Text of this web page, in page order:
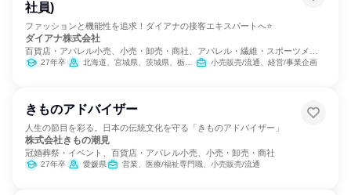
社員)
ファッションと機能性を追求！ダイアナの接客エキスパートへ⭐
ダイアナ株式会社
百貨店・アパレル小売、小売・卸売・商社、アパレル・繊維・スポーツメー
カー27年卒 北海道、宮城県、茨城県、栃木県、群馬県、埼玉県、千葉県、東京都、神奈川県、石川県、長野県、岐阜県、静岡県、愛知県、三重県、滋賀県、京都府、大阪府、兵庫県、岡山県、広島県、福岡県、長崎県、熊本県、大分県、鹿児島県 小売販売/流通、経営/事業企画
きものアドバイザー
人生の節目を彩る。日本の伝統文化を守る「きものアドバイザー」
株式会社きもの潮見
冠婚葬祭・イベント、百貨店・アパレル小売、小売・卸売・商社
27年卒 愛媛県 営業、医療/福祉専門職、小売販売/流通